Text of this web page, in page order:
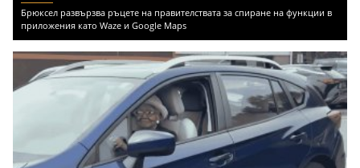
Брюксел развързва ръцете на правителствата за спиране на функции в
приложения като Waze и Google Maps